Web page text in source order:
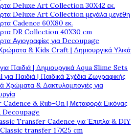
Deluxe Art Collection 30X42 εκ.
Deluxe Art Collection μεγάλα μεγέθη
Cadence 60X80 εκ.
DR Collection 40X30 cm
Αγιογραφίες για Decoupage
& Kids Craft | Δημιουργικά Υλικά
Παιδιά | Δημιουργικά Aqua Slime Sets
Παιδιά | Παιδικά Σχέδια Ζωγραφικής
Χρώματα & Δακτυλομπογιές για
& Rub-On | Μεταφορά Εικόνας
Decoupage
Transfer Cadence για Έπιπλα & DIY
Classic transfer 17Χ25 cm